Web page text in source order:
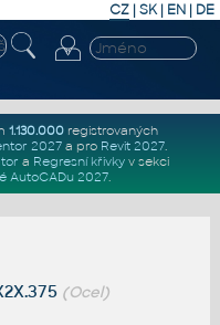
CZ | SK| EN | DE
1.130.000registrovaných
2027a pro Revit 2027.
a Regresní křivkyv sekci
AutoCADu 2027.
(Ocel)